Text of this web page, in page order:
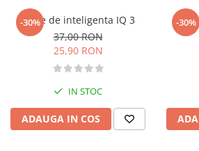
Casa, gradina
Hobby
Invatamant superior
Cursuri universitare
Istorie
Al Doilea Razboi Mondial
-30%
Teste de inteligenta IQ 3
37,00 RON
25,90 RON
IN STOC
ADAUGA IN COS
-30%